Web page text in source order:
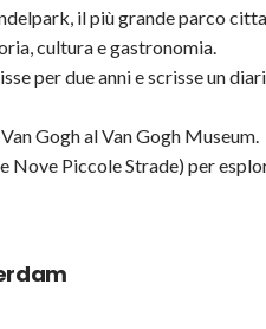
il più grande parco
cultura e gastronomia.
per due anni e scrisse un
Gogh al Van Gogh Museum.
Nove Piccole Strade) per